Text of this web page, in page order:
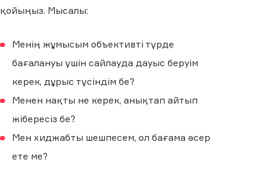
қойыңыз. Мысалы:
Менің жұмысым объективті түрде
бағалануы үшін сайлауда дауыс беруім
керек, дұрыс түсіндім бе?
Менен нақты не керек, анықтап айтып
жібересіз бе?
Мен хиджабты шешпесем, ол бағама әсер
ете ме?